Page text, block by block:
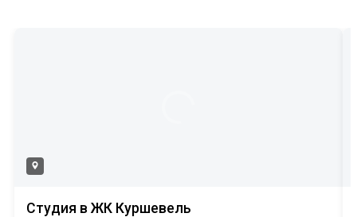
Студия в ЖК Куршевель